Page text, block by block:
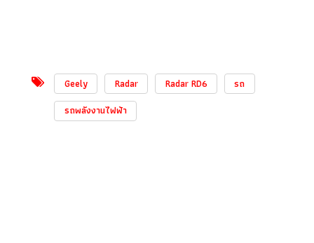
Geely Radar Radar RD6
รถ
รถพลังงานไฟฟ้า